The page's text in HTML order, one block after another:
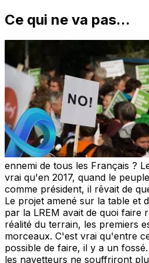
Ce qui ne va pas...
ennemi de tous les Français ?
vrai qu'en 2017, quand le
comme président, il rêvait de
Le projet amené sur la table et
par la LREM avait de quoi faire
réalité du terrain, les premiers
morceaux. C'est vrai qu'entre
possible de faire, il y a un
les navetteurs ne souffriront